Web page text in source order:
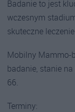
Badanie to jest
wczesnym
skuteczne leczenie.
Mobilny Mammo-
badanie, stanie
66.
Terminy: